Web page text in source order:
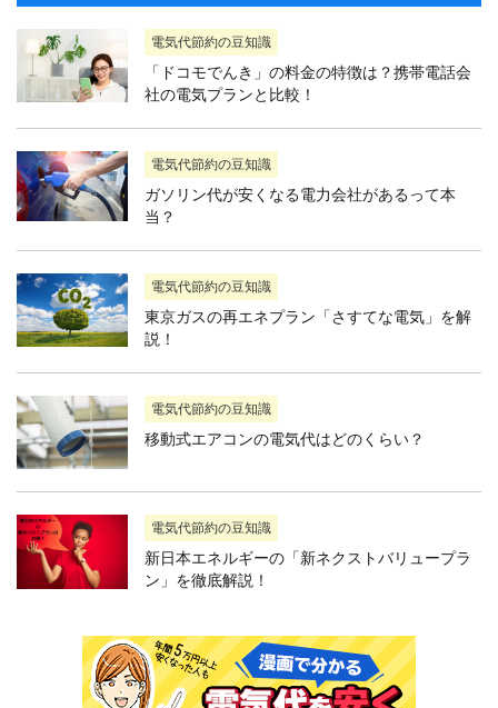
電気代節約の豆知識
「ドコモでんき」の料金の特徴は？携帯電話会
社の電気プランと比較！
電気代節約の豆知識
ガソリン代が安くなる電力会社があるって本
当？
電気代節約の豆知識
東京ガスの再エネプラン「さすてな電気」を解
説！
電気代節約の豆知識
移動式エアコンの電気代はどのくらい？
電気代節約の豆知識
新日本エネルギーの「新ネクストバリュープラ
ン」を徹底解説！